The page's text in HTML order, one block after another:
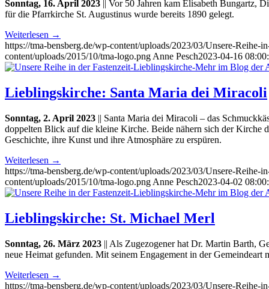
Sonntag, 16. April 2023 || Vor 50 Jahren kam Elisabeth Bungartz,
für die Pfarrkirche St. Augustinus wurde bereits 1890 gelegt.
Weiterlesen →
https://tma-bensberg.de/wp-content/uploads/2023/03/Unsere-
content/uploads/2015/10/tma-logo.png Anne Pesch2023-04-16
Lieblingskirche: Santa Maria dei Miracoli
Sonntag, 2. April 2023 || Santa Maria dei Miracoli – das
doppelten Blick auf die kleine Kirche. Beide nähern sich der Kirche
Geschichte, ihre Kunst und ihre Atmosphäre zu erspüren.
Weiterlesen →
https://tma-bensberg.de/wp-content/uploads/2023/03/Unsere-
content/uploads/2015/10/tma-logo.png Anne Pesch2023-04-02
Lieblingskirche: St. Michael Merl
Sonntag, 26. März 2023 || Als Zugezogener hat Dr. Martin Barth,
neue Heimat gefunden. Mit seinem Engagement in der
Weiterlesen →
https://tma-bensberg.de/wp-content/uploads/2023/03/Unsere-